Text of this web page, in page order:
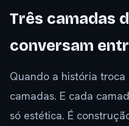
Três camadas
conversam
Quando a história
camadas. E cada
só estética. É